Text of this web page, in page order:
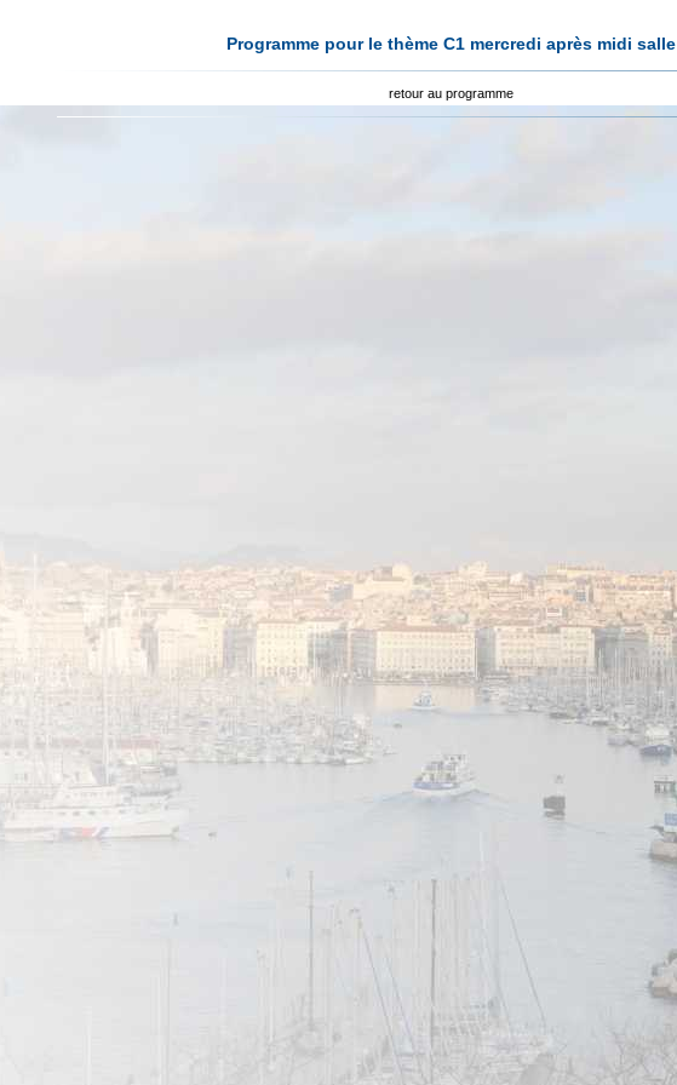
Programme pour le thème C1 mercredi après midi salle
retour au programme